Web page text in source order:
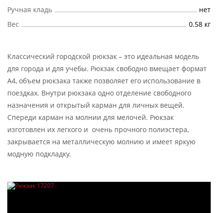
Ручная кладь
нет
Вес
0.58 кг
Классический городской рюкзак – это идеальная модель
для города и для учебы. Рюкзак свободно вмещает формат
А4, объем рюкзака также позволяет его использование в
поездках. Внутри рюкзака одно отделение свободного
назначения и открытый карман для личных вещей.
Спереди карман на молнии для мелочей. Рюкзак
изготовлен их легкого и очень прочного полиэстера,
закрывается на металлическую молнию и имеет яркую
модную подкладку.